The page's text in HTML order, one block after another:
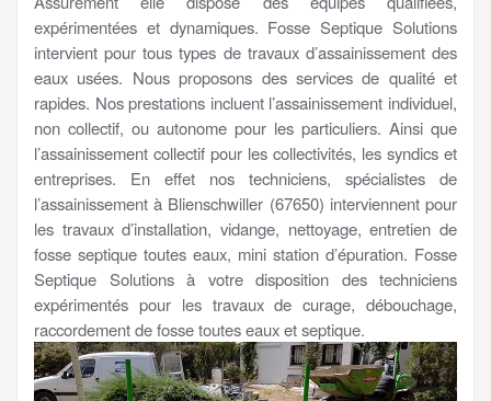
expérimentées et dynamiques. Fosse Septique Solutions
intervient pour tous types de travaux d’assainissement des
eaux usées. Nous proposons des services de qualité et
rapides. Nos prestations incluent l’assainissement individuel,
non collectif, ou autonome pour les particuliers. Ainsi que
l’assainissement collectif pour les collectivités, les syndics et
entreprises. En effet nos techniciens, spécialistes de
l’assainissement à Blienschwiller (67650) interviennent pour
les travaux d’installation, vidange, nettoyage, entretien de
fosse septique toutes eaux, mini station d’épuration. Fosse
Septique Solutions à votre disposition des techniciens
expérimentés pour les travaux de curage, débouchage,
raccordement de fosse toutes eaux et septique.